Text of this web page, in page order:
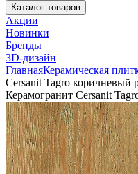
Каталог товаров
Акции
Новинки
Бренды
3D-дизайн
ГлавнаяКерамическая
Cersanit Tagro коричневый
Керамогранит Cersanit